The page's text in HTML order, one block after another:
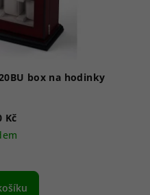
box na hodinky
Kč